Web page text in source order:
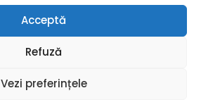
Acceptă
Refuză
Vezi preferințele